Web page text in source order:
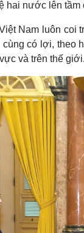
hai nước lên
Nam luôn coi
có lợi, theo
và trên thế giới.